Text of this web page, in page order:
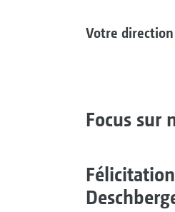
Votre direction
Focus sur